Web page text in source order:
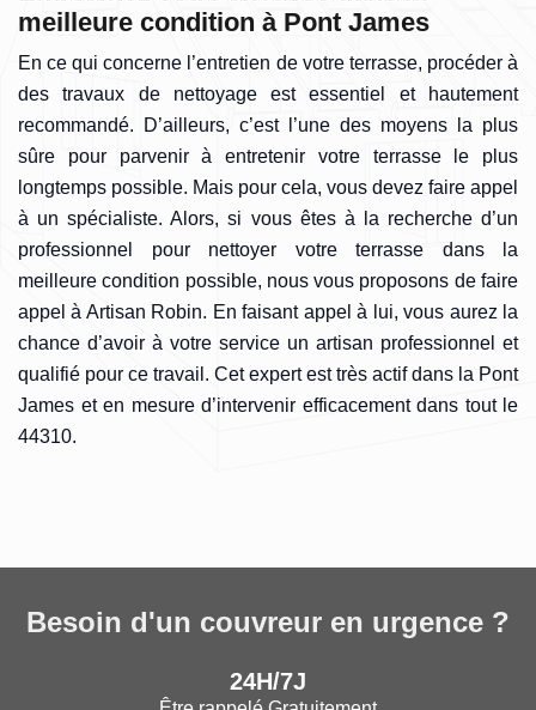
meilleure condition à Pont James
En ce qui concerne l’entretien de votre terrasse, procéder à
des travaux de nettoyage est essentiel et hautement
recommandé. D’ailleurs, c’est l’une des moyens la plus
sûre pour parvenir à entretenir votre terrasse le plus
longtemps possible. Mais pour cela, vous devez faire appel
à un spécialiste. Alors, si vous êtes à la recherche d’un
professionnel pour nettoyer votre terrasse dans la
meilleure condition possible, nous vous proposons de faire
appel à Artisan Robin. En faisant appel à lui, vous aurez la
chance d’avoir à votre service un artisan professionnel et
qualifié pour ce travail. Cet expert est très actif dans la Pont
James et en mesure d’intervenir efficacement dans tout le
44310.
Besoin d'un couvreur en urgence ?
24H/7J